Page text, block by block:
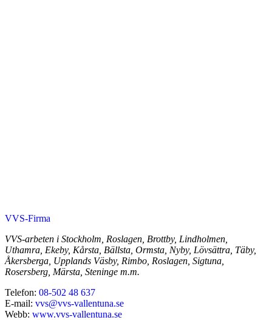
VVS-Firma
VVS-arbeten i Stockholm, Roslagen, Brottby, Lindholmen,
Uthamra, Ekeby, Kårsta, Bällsta, Ormsta, Nyby, Lövsättra, Täby,
Åkersberga, Upplands Väsby, Rimbo, Roslagen, Sigtuna,
Rosersberg, Märsta, Steninge m.m.
Telefon: 08-502 48 637
E-mail: vvs@vvs-vallentuna.se
Webb: www.vvs-vallentuna.se